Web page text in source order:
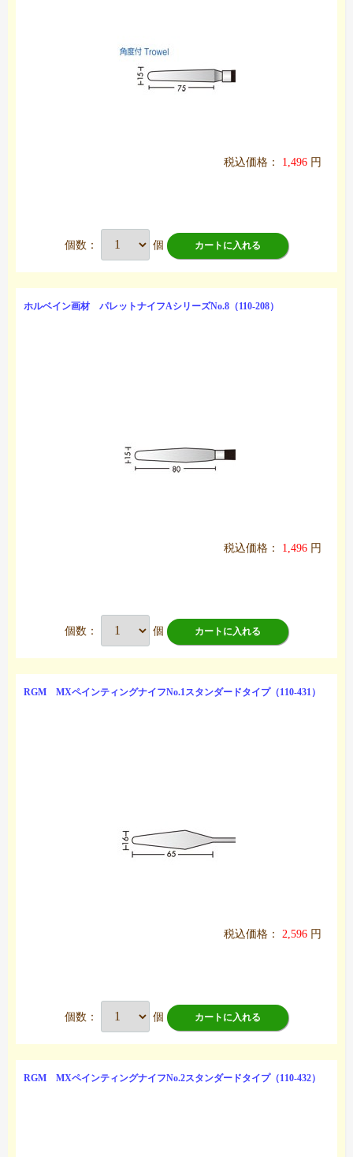
税込価格： 1,496 円
個数： 個 カートに入れる
ホルベイン画材 パレットナイフAシリーズNo.8（110-208）
税込価格： 1,496 円
個数： 個 カートに入れる
RGM MXペインティングナイフNo.1スタンダードタイプ（110-431）
税込価格： 2,596 円
個数： 個 カートに入れる
RGM MXペインティングナイフNo.2スタンダードタイプ（110-432）